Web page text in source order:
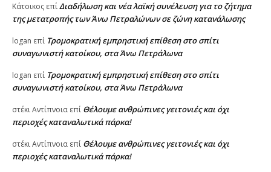
Κάτοικος επίΔιαδήλωση και νέα λαϊκή συνέλευση για το ζήτημα
της μετατροπής των Άνω Πετραλώνων σε ζώνη κατανάλωσης
logan επί Τρομοκρατική εμπρηστική επίθεση στο σπίτι
συναγωνιστή κατοίκου, στα Άνω Πετράλωνα
logan επί Τρομοκρατική εμπρηστική επίθεση στο σπίτι
συναγωνιστή κατοίκου, στα Άνω Πετράλωνα
στέκι Αντίπνοια επί Θέλουμε ανθρώπινες γειτονιές και όχι
περιοχές καταναλωτικά πάρκα!
στέκι Αντίπνοια επί Θέλουμε ανθρώπινες γειτονιές και όχι
περιοχές καταναλωτικά πάρκα!